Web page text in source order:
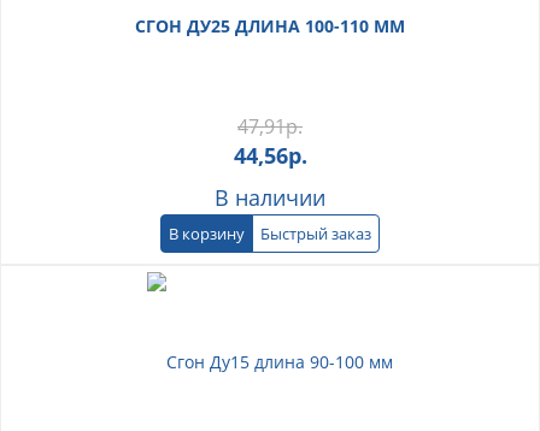
СГОН ДУ25 ДЛИНА 100-110 ММ
47,91р.
44,56р.
В наличии
В корзину Быстрый заказ